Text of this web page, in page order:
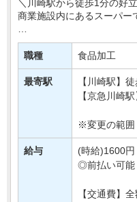
＼川崎駅から徒歩1分の好
商業施設内にあるスーパー
あなたには、
スーパーの惣菜部門でご活
お惣菜の調理やパック詰め
「コツコツ作業が得意！
職種 食品加工
最寄駅
【川崎駅】
【京急川崎
※変更の範囲
給与
(時給)1600円
◎前払い可能
【交通費】